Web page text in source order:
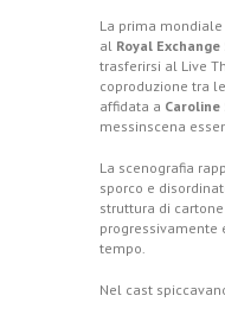
La prima
al Royal
trasferirsi al Live
coproduzione tra
affidata a Caroline
messinscena
La scenografia
sporco e
struttura di
progressivamente
tempo.
Nel cast